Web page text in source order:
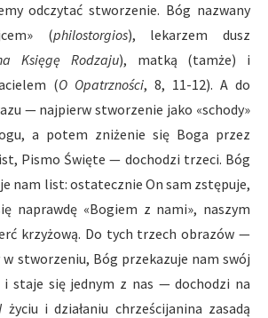
odczytać stworzenie. Bóg nazwany
(philostorgios), lekarzem dusz
Księgę Rodzaju), matką (tamże) i
(O Opatrzności, 8, 11-12). A do
— najpierw stworzenie jako «schody»
a potem zniżenie się Boga przez
Pismo Święte — dochodzi trzeci. Bóg
nam list: ostatecznie On sam zstępuje,
naprawdę «Bogiem z nami», naszym
krzyżową. Do tych trzech obrazów —
stworzeniu, Bóg przekazuje nam swój
staje się jednym z nas — dochodzi na
i działaniu chrześcijanina zasadą